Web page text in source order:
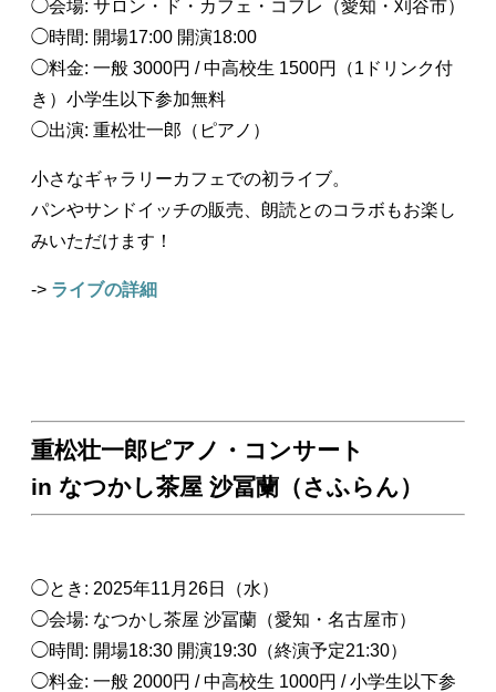
◯会場: サロン・ド・カフェ・コフレ（愛知・刈谷市）
◯時間: 開場17:00 開演18:00
◯料金: 一般 3000円 / 中高校生 1500円（1ドリンク付
き）小学生以下参加無料
◯出演: 重松壮一郎（ピアノ）
小さなギャラリーカフェでの初ライブ。
パンやサンドイッチの販売、朗読とのコラボもお楽し
みいただけます！
-> ライブの詳細
重松壮一郎ピアノ・コンサート
in なつかし茶屋 沙冨蘭（さふらん）
◯とき: 2025年11月26日（水）
◯会場: なつかし茶屋 沙冨蘭（愛知・名古屋市）
◯時間: 開場18:30 開演19:30（終演予定21:30）
◯料金: 一般 2000円 / 中高校生 1000円 / 小学生以下参